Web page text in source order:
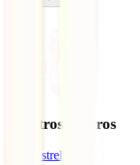
Nuestros seguros
IATI Estrella